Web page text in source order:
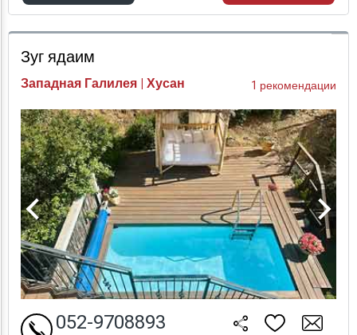
Проверка цен
Зуг ядаим
Западная Галилея | Хусан 1 рекомендации
052-9708893